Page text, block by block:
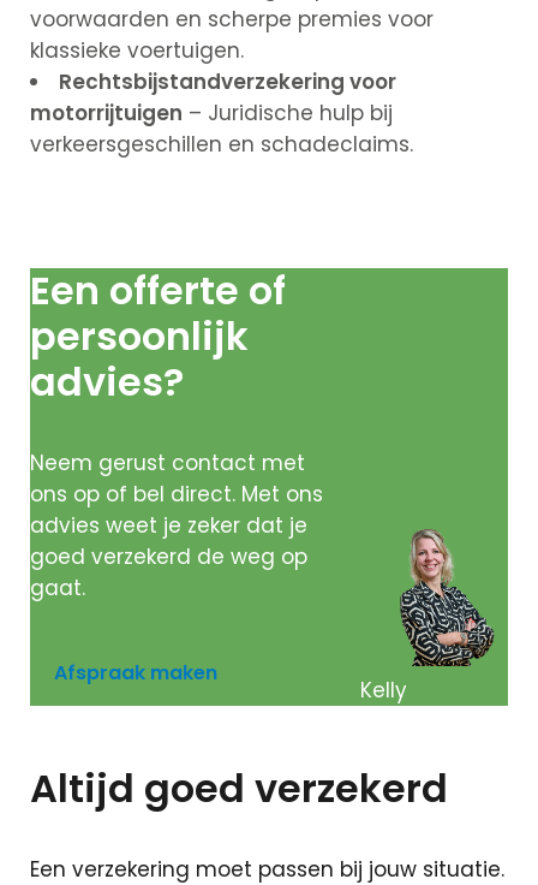
voorwaarden en scherpe premies voor
klassieke voertuigen.
Rechtsbijstandverzekering voor
motorrijtuigen – Juridische hulp bij
verkeersgeschillen en schadeclaims.
Een offerte of
persoonlijk
advies?
Neem gerust contact met
ons op of bel direct. Met ons
advies weet je zeker dat je
goed verzekerd de weg op
gaat.
Afspraak maken
Kelly
Altijd goed verzekerd
Een verzekering moet passen bij jouw situatie.